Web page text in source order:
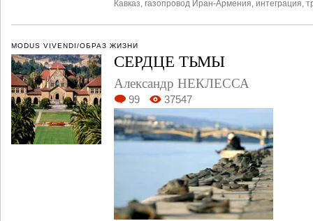
Кавказ газопровод Иран-Армения интеграция
MODUS VIVENDI/ОБРАЗ ЖИЗНИ
СЕРДЦЕ ТЬМЫ
Александр НЕКЛЕССА
99 37547